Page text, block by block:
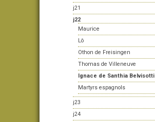
j21
j22
Maurice
Lô
Othon de Freisingen
Thomas de Villeneuve
Ignace de Santhia Belvisotti
Martyrs espagnols
j23
j24